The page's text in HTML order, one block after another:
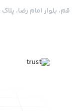
قم، بلوار امام رضا، پلاک ۲۹، ساختمان امام رضا، طبقه ۳، واحد ۷